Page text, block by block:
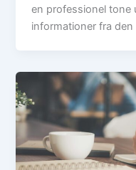
en professionel tone
informationer fra den